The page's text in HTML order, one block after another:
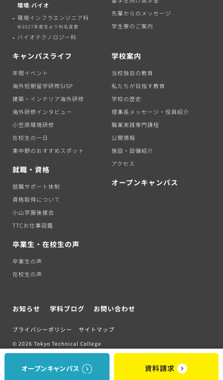
オープンキャンパス 資料請求
環境‧バイオ
環境インフラエンジニア科
※2027年度生より科名変更
バイオテクノロジー科
先輩からのメッセージ
学生寮のご案内
キャンパスライフ
年間イベント
海外短期留学研修SISP
建築・インテリア海外研修
海外研修インタビュー
小笠原環境研修
在校生の一日
東中野のおすすめスポット
就職・資格
就職サポート体制
資格取得について
小山学園後援会
TTCお仕事図鑑
卒業生・在校生の声
卒業生の声
在校生の声
学校案内
当校独自の教育
私たちが目指す教育
学校の歴史
理事長メッセージ・役員紹介
職業実践専門課程
公開情報
施設・設備紹介
アクセス
オープンキャンパス
お知らせ 学科ブログ お問い合わせ
プライバシーポリシー サイトマップ
© 2026 Tokyo Technical College